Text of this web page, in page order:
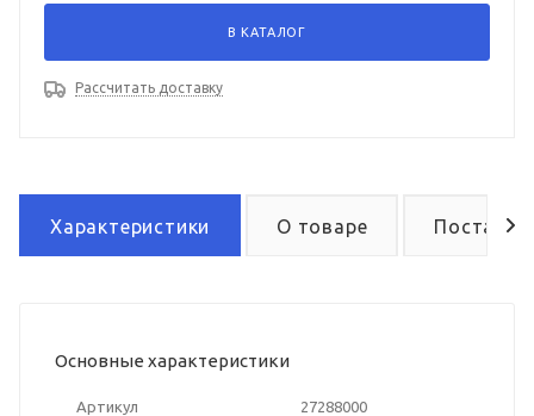
В КАТАЛОГ
Рассчитать доставку
Характеристики О товаре Поставка
Основные характеристики
Артикул 27288000